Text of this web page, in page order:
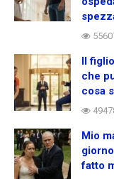
Il
che
cosa
Mio
fatto